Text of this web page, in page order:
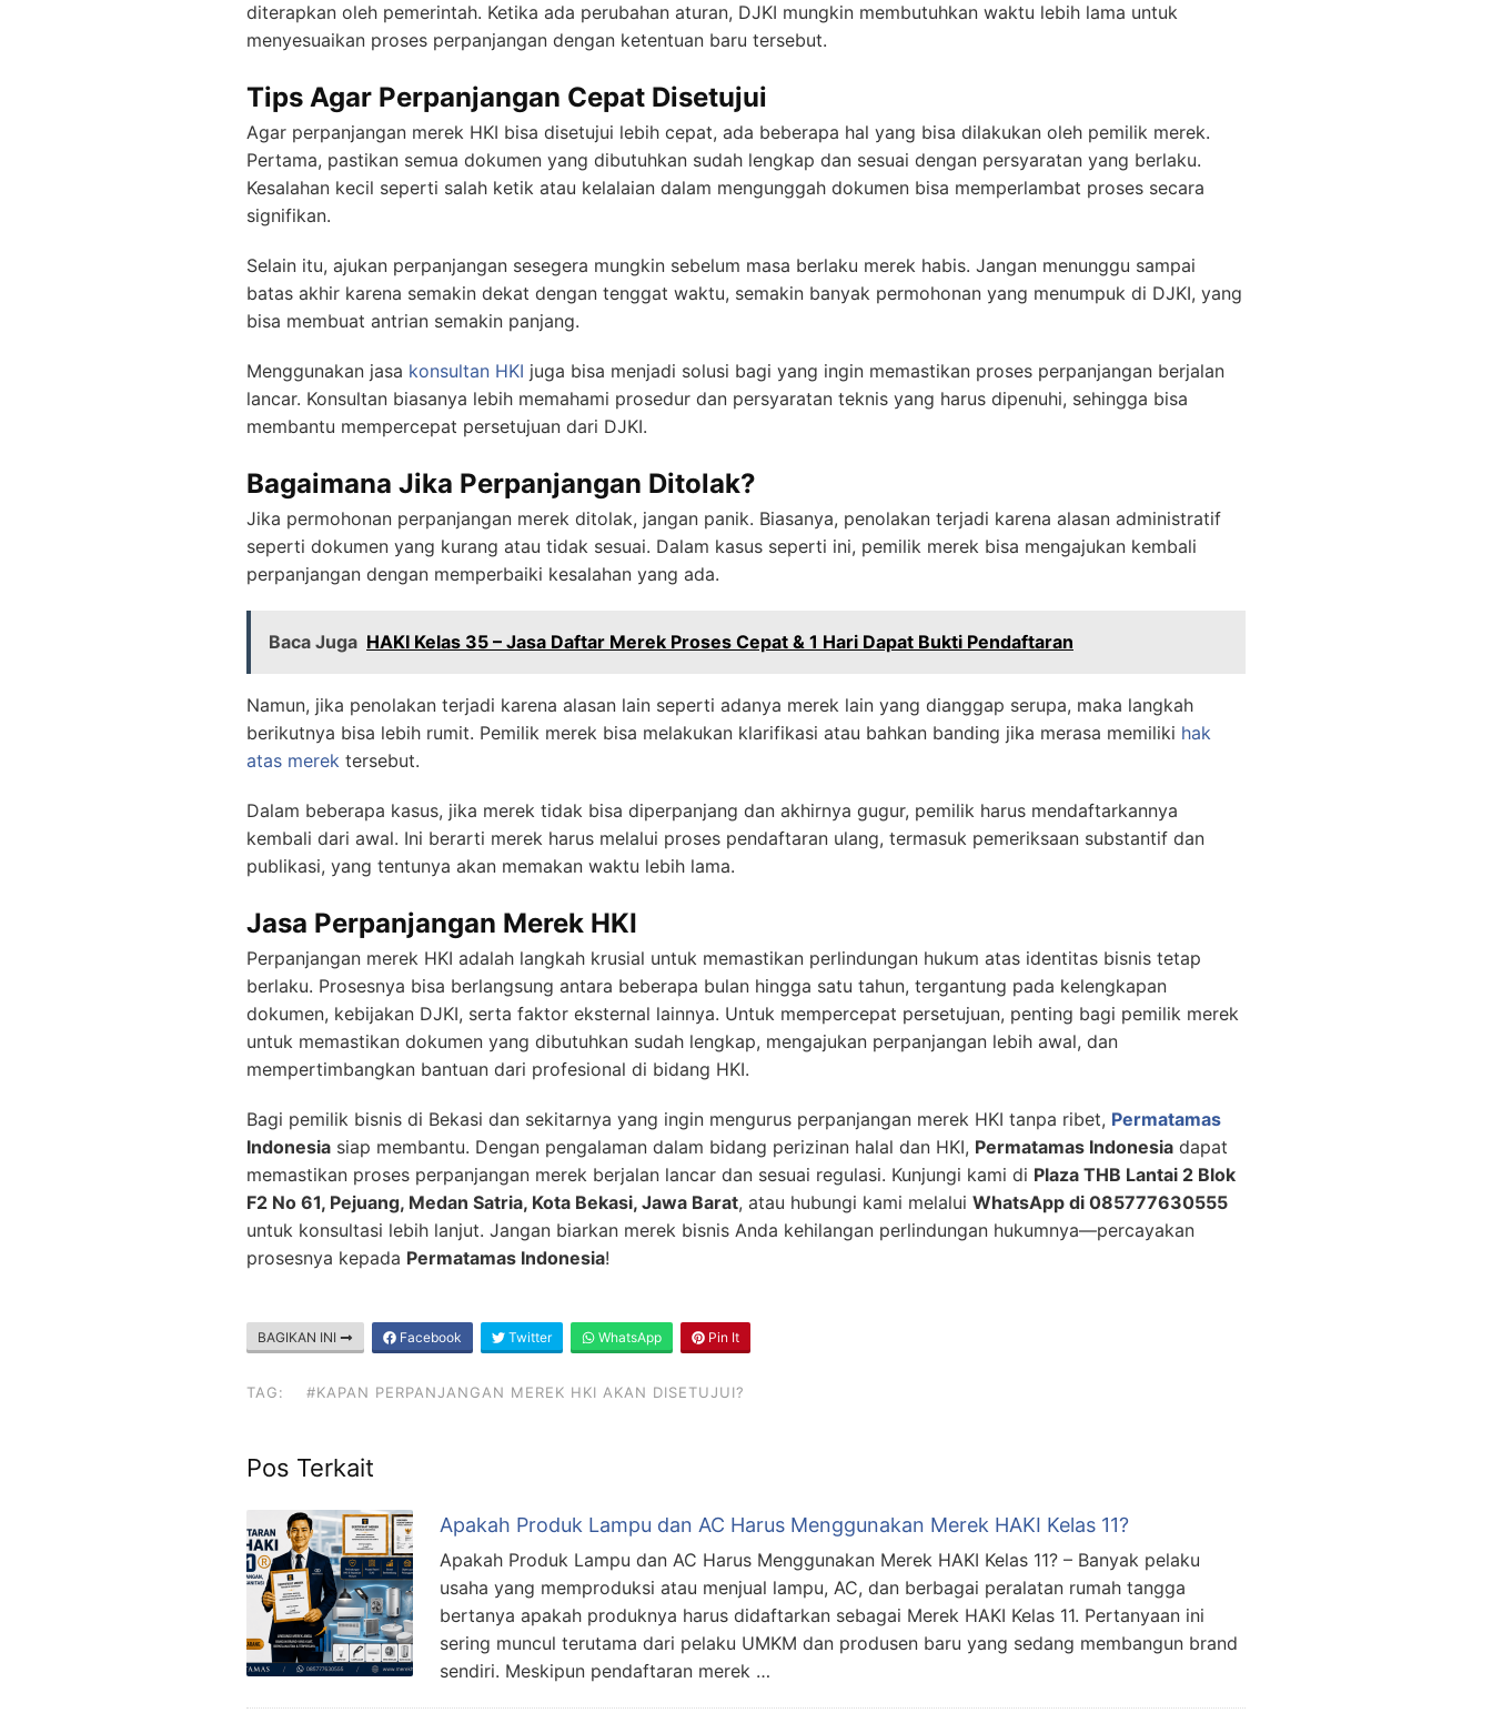
diterapkan oleh pemerintah. Ketika ada perubahan aturan, DJKI mungkin membutuhkan waktu lebih lama untuk
menyesuaikan proses perpanjangan dengan ketentuan baru tersebut.
Tips Agar Perpanjangan Cepat Disetujui
Agar perpanjangan merek HKI bisa disetujui lebih cepat, ada beberapa hal yang bisa dilakukan oleh pemilik merek.
Pertama, pastikan semua dokumen yang dibutuhkan sudah lengkap dan sesuai dengan persyaratan yang berlaku.
Kesalahan kecil seperti salah ketik atau kelalaian dalam mengunggah dokumen bisa memperlambat proses secara
signifikan.
Selain itu, ajukan perpanjangan sesegera mungkin sebelum masa berlaku merek habis. Jangan menunggu sampai
batas akhir karena semakin dekat dengan tenggat waktu, semakin banyak permohonan yang menumpuk di DJKI, yang
bisa membuat antrian semakin panjang.
Menggunakan jasa konsultan HKI juga bisa menjadi solusi bagi yang ingin memastikan proses perpanjangan berjalan
lancar. Konsultan biasanya lebih memahami prosedur dan persyaratan teknis yang harus dipenuhi, sehingga bisa
membantu mempercepat persetujuan dari DJKI.
Bagaimana Jika Perpanjangan Ditolak?
Jika permohonan perpanjangan merek ditolak, jangan panik. Biasanya, penolakan terjadi karena alasan administratif
seperti dokumen yang kurang atau tidak sesuai. Dalam kasus seperti ini, pemilik merek bisa mengajukan kembali
perpanjangan dengan memperbaiki kesalahan yang ada.
Baca Juga HAKI Kelas 35 – Jasa Daftar Merek Proses Cepat & 1 Hari Dapat Bukti Pendaftaran
Namun, jika penolakan terjadi karena alasan lain seperti adanya merek lain yang dianggap serupa, maka langkah
berikutnya bisa lebih rumit. Pemilik merek bisa melakukan klarifikasi atau bahkan banding jika merasa memiliki hak
atas merek tersebut.
Dalam beberapa kasus, jika merek tidak bisa diperpanjang dan akhirnya gugur, pemilik harus mendaftarkannya
kembali dari awal. Ini berarti merek harus melalui proses pendaftaran ulang, termasuk pemeriksaan substantif dan
publikasi, yang tentunya akan memakan waktu lebih lama.
Jasa Perpanjangan Merek HKI
Perpanjangan merek HKI adalah langkah krusial untuk memastikan perlindungan hukum atas identitas bisnis tetap
berlaku. Prosesnya bisa berlangsung antara beberapa bulan hingga satu tahun, tergantung pada kelengkapan
dokumen, kebijakan DJKI, serta faktor eksternal lainnya. Untuk mempercepat persetujuan, penting bagi pemilik merek
untuk memastikan dokumen yang dibutuhkan sudah lengkap, mengajukan perpanjangan lebih awal, dan
mempertimbangkan bantuan dari profesional di bidang HKI.
Bagi pemilik bisnis di Bekasi dan sekitarnya yang ingin mengurus perpanjangan merek HKI tanpa ribet, Permatamas
Indonesia siap membantu. Dengan pengalaman dalam bidang perizinan halal dan HKI, Permatamas Indonesia dapat
memastikan proses perpanjangan merek berjalan lancar dan sesuai regulasi. Kunjungi kami di Plaza THB Lantai 2 Blok
F2 No 61, Pejuang, Medan Satria, Kota Bekasi, Jawa Barat, atau hubungi kami melalui WhatsApp di 085777630555
untuk konsultasi lebih lanjut. Jangan biarkan merek bisnis Anda kehilangan perlindungan hukumnya—percayakan
prosesnya kepada Permatamas Indonesia!
BAGIKAN INI Facebook Twitter WhatsApp Pin It
TAG: #KAPAN PERPANJANGAN MEREK HKI AKAN DISETUJUI?
Pos Terkait
Apakah Produk Lampu dan AC Harus Menggunakan Merek HAKI Kelas 11?
Apakah Produk Lampu dan AC Harus Menggunakan Merek HAKI Kelas 11? – Banyak pelaku
usaha yang memproduksi atau menjual lampu, AC, dan berbagai peralatan rumah tangga
bertanya apakah produknya harus didaftarkan sebagai Merek HAKI Kelas 11. Pertanyaan ini
sering muncul terutama dari pelaku UMKM dan produsen baru yang sedang membangun brand
sendiri. Meskipun pendaftaran merek …